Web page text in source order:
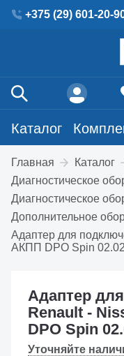
+375 (29) 601-20-
Каталог
Главная
Каталог
Диагностическое
Диагностическое
Дополнительное
Адаптер для
АКПП DPO Spin
Адаптер
Renault -
DPO Spin
Уточняйте